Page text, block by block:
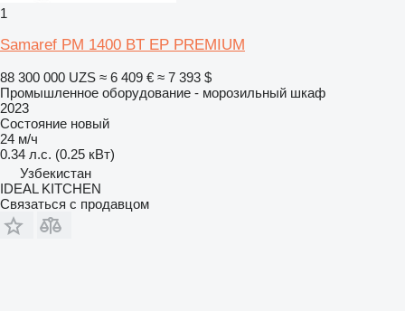
1
Samaref PM 1400 BT EP PREMIUM
88 300 000 UZS ≈ 6 409 € ≈ 7 393 $
Промышленное оборудование - морозильный шкаф
2023
Состояние новый
24 м/ч
0.34 л.с. (0.25 кВт)
Узбекистан
IDEAL KITCHEN
Связаться с продавцом